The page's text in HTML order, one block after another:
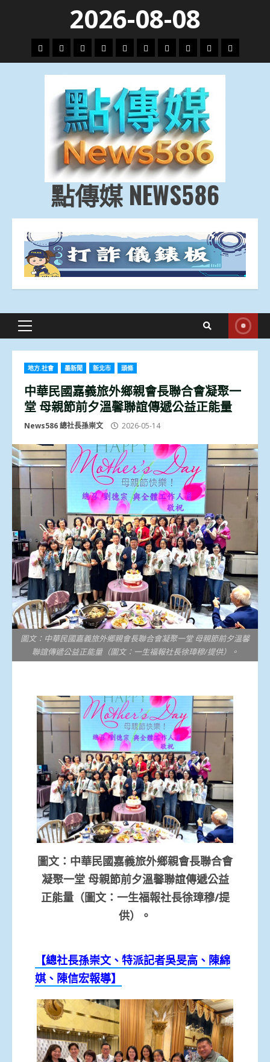
content
2026-08-08
頭
條
財
經
地
方.
會
文
教.
技
專
題
娛
樂
劇
政
治
國
際
運
動
生
活
點傳媒 NEWS586
Primary
地方.社會 墨新聞 新北市 頭條
中華民國嘉義旅外鄉親會長聯合會凝聚一
堂 母親節前夕溫馨聯誼傳遞公益正能量
News586 總社長孫崇文 2026-05-14
圖文：中華民國嘉義旅外鄉親會長聯合會凝聚一堂 母親節前夕溫馨
聯誼傳遞公益正能量（圖文：一生福報社長徐璋穆/提供）。
圖文：中華民國嘉義旅外鄉親會長聯合會
凝聚一堂 母親節前夕溫馨聯誼傳遞公益
正能量（圖文：一生福報社長徐璋穆/提
供）。
【總社長孫崇文、特派記者吳旻高、 陳綿
娸、陳信宏報導】